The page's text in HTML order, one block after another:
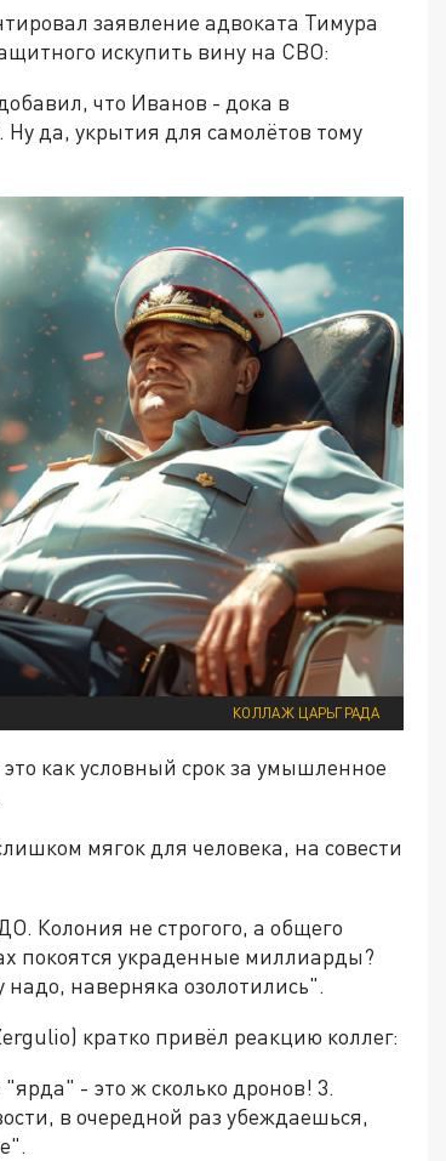
заявление адвоката Тимура
искупить вину на СВО:
что Иванов - дока в
да, укрытия для самолётов тому
КОЛЛАЖ ЦАРЬГРАДА
как условный срок за умышленное
мягок для человека, на совести
Колония не строгого, а общего
покоятся украденные миллиарды?
наверняка озолотились".
кратко привёл реакцию коллег:
- это ж сколько дронов! 3.
в очередной раз убеждаешься,